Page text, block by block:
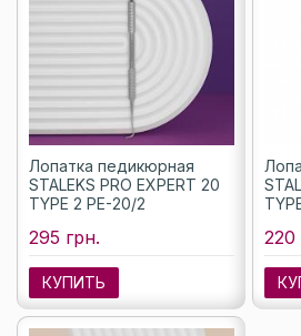
Лопатка педикюрная
STALEKS PRO EXPERT 20
TYPE 2 PE-20/2
295 грн.
КУПИТЬ
220